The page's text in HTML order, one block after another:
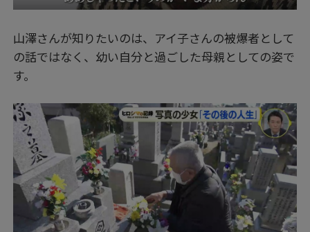
山澤さんが知りたいのは、アイ子さんの被爆者として
の話ではなく、幼い自分と過ごした母親としての姿で
す。